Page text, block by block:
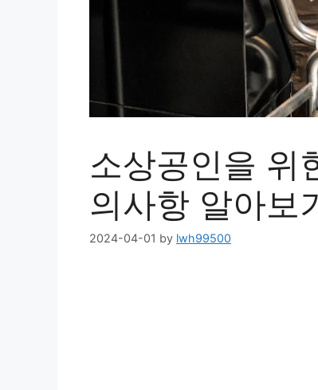
소상공인을 위
의사항 알아보
2024-04-01 by lwh99500